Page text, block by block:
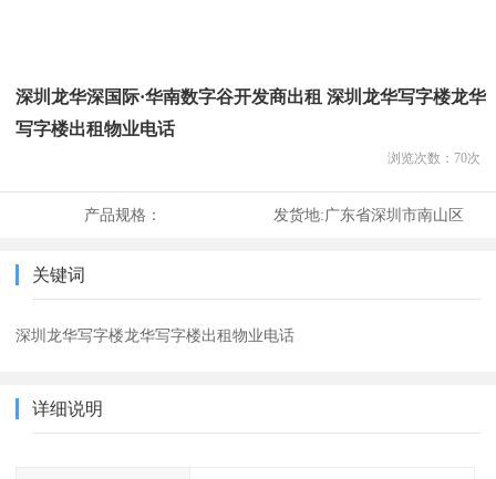
深圳龙华深国际·华南数字谷开发商出租 深圳龙华写字楼龙华
写字楼出租物业电话
浏览次数： 70次
产品规格： 发货地:广东省深圳市南山区
关键词
深圳龙华写字楼龙华写字楼出租物业电话
详细说明